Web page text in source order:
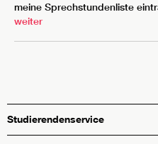
meine Sprechstundenliste
weiter
Studierendenservice